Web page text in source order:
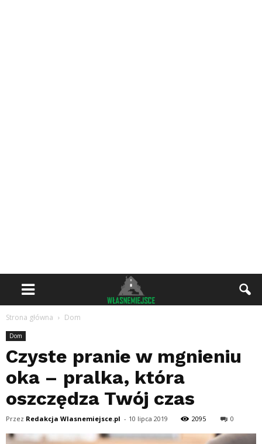
Strona główna Dom
Dom
Czyste pranie w mgnieniu
oka – pralka, która
oszczędza Twój czas
Przez Redakcja Wlasnemiejsce.pl - 10 lipca 2019 2095 0